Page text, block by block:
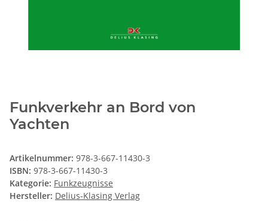
Funkverkehr an Bord von
Yachten
Artikelnummer: 978-3-667-11430-3
ISBN: 978-3-667-11430-3
Kategorie: Funkzeugnisse
Hersteller: Delius-Klasing Verlag